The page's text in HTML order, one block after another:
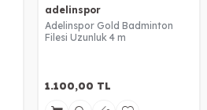
adelinspor
Adelinspor Gold Badminton
Filesi Uzunluk 4 m
1.100,00 TL